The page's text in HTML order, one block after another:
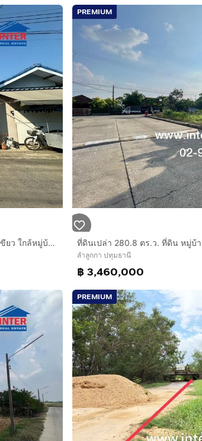
ที่ดินเปล่า 25.6 ตร.ว. ที่ดิน หมู่บ้านสหกรณ์เคหะสถานไผ่เขียว ใกล้หมู่บ้านพฤกษา2 ซอยลำลูกกา151 ถนนรังสิต-นครนายก ถนนลำลูกกา ลำลูกกา ปทุมธานี
PREMIUM
ลำลูกกา ปทุมธานี
฿ 3,460,000
PREMIUM